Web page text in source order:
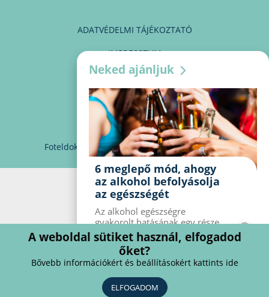
ADATVÉDELMI TÁJÉKOZTATÓ
IMPRESSZUM
MÉDIAAJÁNLAT
PARTNEREINK
KAPCSOLAT
Foteldoki info@foteldoki.hu Süti beállítások
Neked ajánljuk
6 meglepő mód, ahogy
az alkohol befolyásolja
az egészségét
Az alkohol egészségre
gyakorolt ​​hatásának egy része
jól ismert, mások azonban
meglepők lehetnek. Van hat
kevésbé ismert hatás, amelyet
az alkohol gyakorol a
szervezetre.
A weboldal sütiket használ, elfogadod
őket?
Bővebb információkért és beállításokért kattints ide
ELFOGADOM